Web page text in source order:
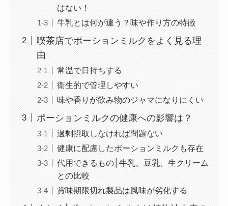
はない！
牛乳とは何が違う？味や作り方の特徴
喫茶店でポーションミルクをよく見る理
由
常温で日持ちする
衛生的で管理しやすい
味や香りが飲み物のジャマになりにくい
ポーションミルクの健康への影響は？
過剰摂取しなければ問題ない
健康に配慮したポーションミルクも存在
代用できるもの│牛乳、豆乳、生クリーム
との比較
賞味期限切れ製品は風味が劣化する